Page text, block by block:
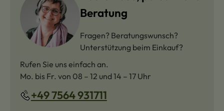
Beratung
Fragen? Beratungswunsch?
Unterstützung beim Einkauf?
Rufen Sie uns einfach an.
Mo. bis Fr. von 08 – 12 und 14 – 17 Uhr
+49 7564 931711